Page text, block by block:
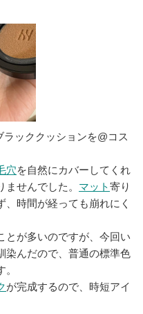
ッククッションを@コス
穴を自然にカバーしてくれ
せんでした。 マット寄り
時間が経っても崩れにく
とが多いのですが、今回い
染んだので、普通の標準色
が完成するので、時短アイ